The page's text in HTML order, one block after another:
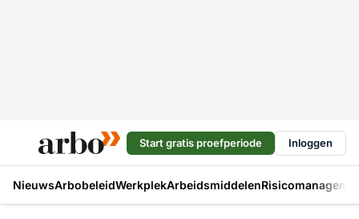
Start gratis proefperiode Inloggen
NieuwsArbobeleidWerkplekArbeidsmiddelen